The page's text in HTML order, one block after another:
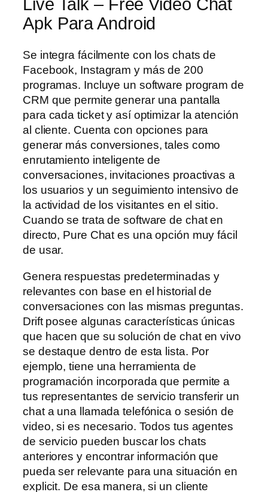
Live Talk – Free Video Chat
Apk Para Android
Se integra fácilmente con los chats de
Facebook, Instagram y más de 200
programas. Incluye un software program de
CRM que permite generar una pantalla
para cada ticket y así optimizar la atención
al cliente. Cuenta con opciones para
generar más conversiones, tales como
enrutamiento inteligente de
conversaciones, invitaciones proactivas a
los usuarios y un seguimiento intensivo de
la actividad de los visitantes en el sitio.
Cuando se trata de software de chat en
directo, Pure Chat es una opción muy fácil
de usar.
Genera respuestas predeterminadas y
relevantes con base en el historial de
conversaciones con las mismas preguntas.
Drift posee algunas características únicas
que hacen que su solución de chat en vivo
se destaque dentro de esta lista. Por
ejemplo, tiene una herramienta de
programación incorporada que permite a
tus representantes de servicio transferir un
chat a una llamada telefónica o sesión de
video, si es necesario. Todos tus agentes
de servicio pueden buscar los chats
anteriores y encontrar información que
pueda ser relevante para una situación en
explicit. De esa manera, si un cliente